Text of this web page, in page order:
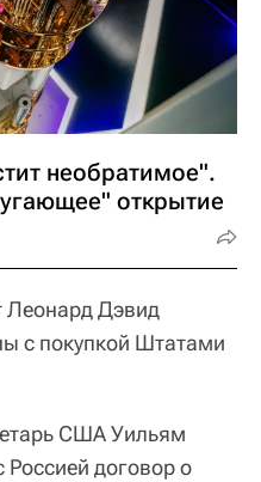
необратимое".
открытие
Леонард Дэвид
с покупкой Штатами
США Уильям
договор о